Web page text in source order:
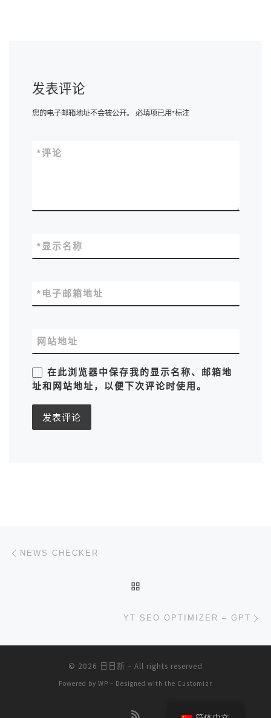
发表评论
您的电子邮箱地址不会被公开。 必填项已用*标注
评论
*
显示名称
*
电子邮箱地址
*
网站地址
在此浏览器中保存我的显示名称、邮箱地
址和网站地址，以便下次评论时使用。
文章导航
NEWS CHECKER
YT SEO OPTIMIZER – GPT
© 2026 日日新 – All rights reserved
Powered by WP – Designed with the Customizr